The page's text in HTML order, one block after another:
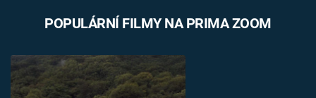
POPULÁRNÍ FILMY NA PRIMA ZOOM